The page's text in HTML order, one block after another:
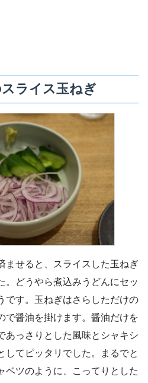
ライス玉ねぎ
ませると、スライスした玉ねぎ
。どうやら煮込みうどんにセッ
です。玉ねぎはさらしただけの
で醤油を掛けます。醤油だけを
あっさりとした風味とシャキシ
してピッタリでした。まるでと
ベツのように、こってりとした